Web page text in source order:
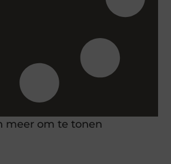
meer om te tonen